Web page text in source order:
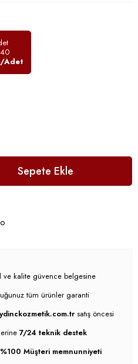
Adet
kalite güvence belgesine
tüm ürünler garanti
satış öncesi
7/24 teknik destek
%100 Müşteri memnunniyeti